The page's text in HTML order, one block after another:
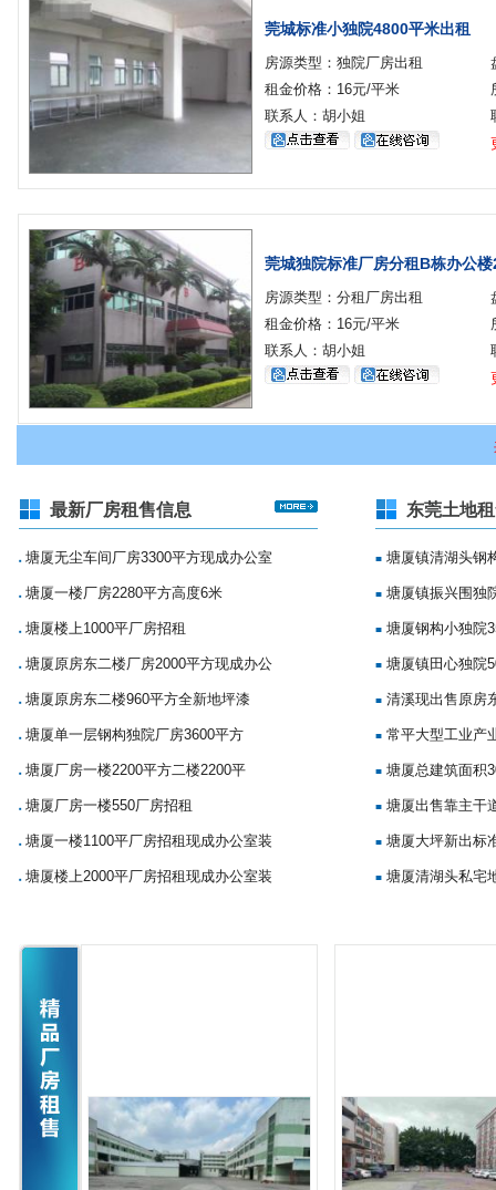
莞城标准小独院4800平米出租
房源类型：独院厂房出租
租金价格：16元/平米
联系人：胡小姐
莞城独院标准厂房分租B栋办公
房源类型：分租厂房出租
租金价格：16元/平米
联系人：胡小姐
最新厂房租售信息
■塘厦无尘车间厂房3300平方现成办公室
■塘厦一楼厂房2280平方高度6米
■塘厦楼上1000平厂房招租
■塘厦原房东二楼厂房2000平方现成办公
■塘厦原房东二楼960平方全新地坪漆
■塘厦单一层钢构独院厂房3600平方
■塘厦厂房一楼2200平方二楼2200平
■塘厦厂房一楼550厂房招租
■塘厦一楼1100平厂房招租现成办公室装
■塘厦楼上2000平厂房招租现成办公室装
东莞土地
■ 塘厦镇清湖头钢
■ 塘厦镇振兴围独
■ 塘厦钢构小独院
■ 塘厦镇田心独院
■ 清溪现出售原房
■ 常平大型工业产
■ 塘厦总建筑面积
■ 塘厦出售靠主干
■ 塘厦大坪新出标
■ 塘厦清湖头私宅